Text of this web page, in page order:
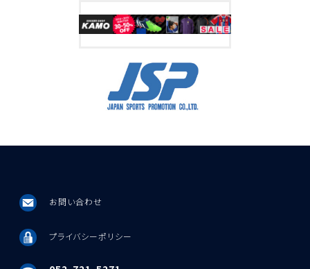
お問い合わせ
プライバシーポリシー